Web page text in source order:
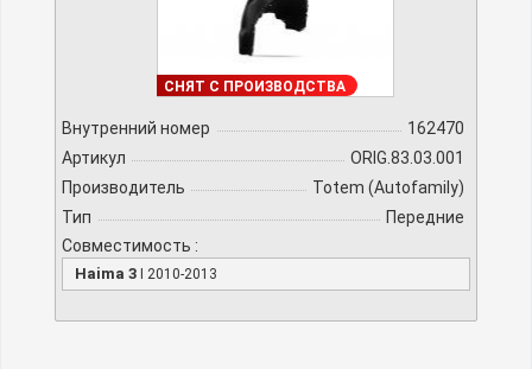
ПОД ЗАКАЗ
СНЯТ С ПРОИЗВОДСТВА
Внутренний номер
162470
Артикул
ORIG.83.03.001
Производитель
Totem (Autofamily)
Тип
Передние
Совместимость :
Haima 3 I 2010-2013